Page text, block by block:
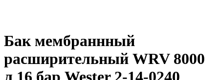
Бак мембраннный
расширительный WRV 8000